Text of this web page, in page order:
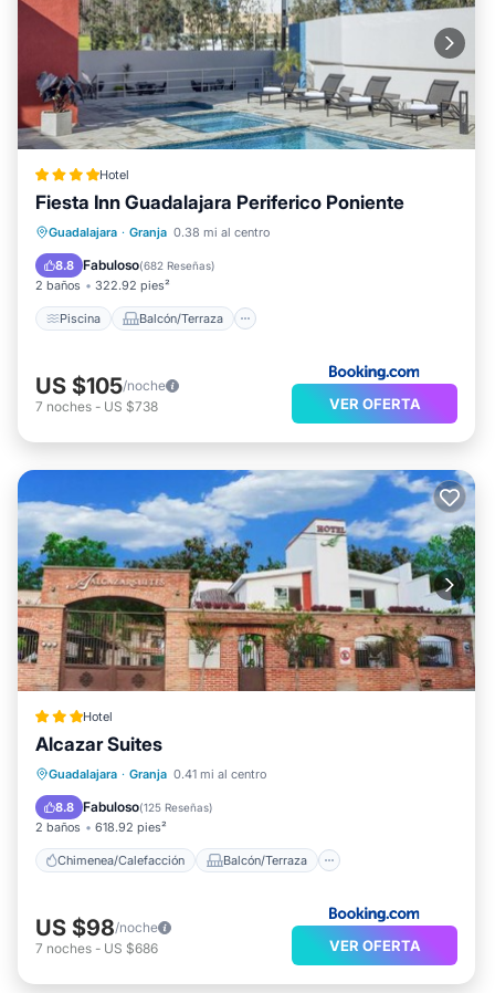
Hotel
Fiesta Inn Guadalajara Periferico Poniente
Guadalajara · Granja 0.38 mi al centro
8.8 Fabuloso(682 Reseñas)
2 baños 322.92 pies²
Piscina Balcón/Terraza
Piscina
Balcón/Terraza
Aparcamiento
US $105/noche
7 noches - US $738 VER OFERTA
Hotel
Alcazar Suites
Guadalajara · Granja 0.41 mi al centro
8.8 Fabuloso(125 Reseñas)
2 baños 618.92 pies²
Chimenea/Calefacción Balcón/Terraza
Chimenea/Calefacción
Vistas
Aparcamiento
US $98/noche
7 noches - US $686 VER OFERTA